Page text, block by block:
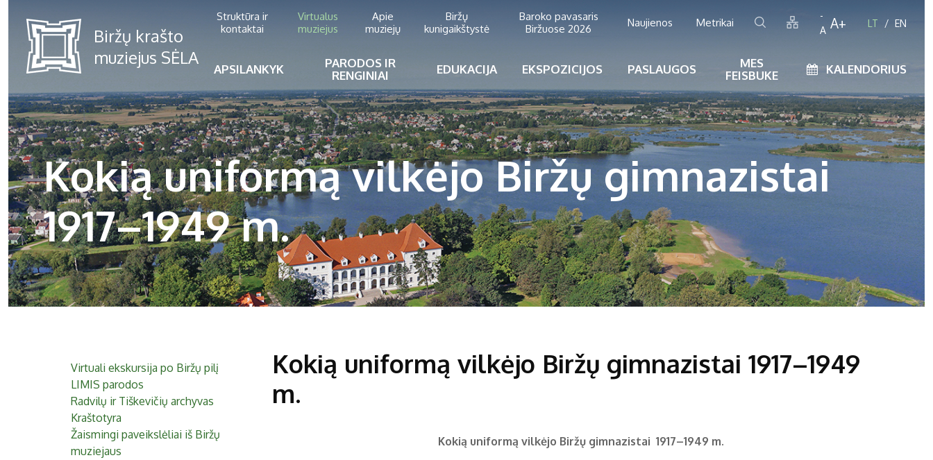
Struktūra ir
kontaktai
Virtualus
muziejus
Apie
muziejų
Biržų
kunigaikštystė
Baroko pavasaris
Biržuose 2026
Naujienos Metrikai
-
A A+ LT EN
APSILANKYK
PARODOS IR
RENGINIAI
EDUKACIJA EKSPOZICIJOS PASLAUGOS
MES
FEISBUKE
KALENDORIUS
Kokią uniformą vilkėjo Biržų gimnazistai
1917–1949 m.
Virtuali ekskursija po Biržų pilį
LIMIS parodos
Radvilų ir Tiškevičių archyvas
Kraštotyra
Žaismingi paveikslėliai iš Biržų
muziejaus
Kokią uniformą vilkėjo Biržų gimnazistai 1917–1949
m.
Kokią uniformą vilkėjo Biržų gimnazistai 1917–1949 m.